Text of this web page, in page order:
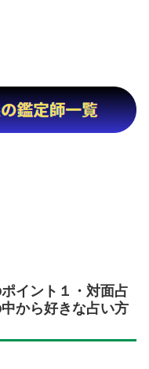
イント１・対面占
から好きな占い方